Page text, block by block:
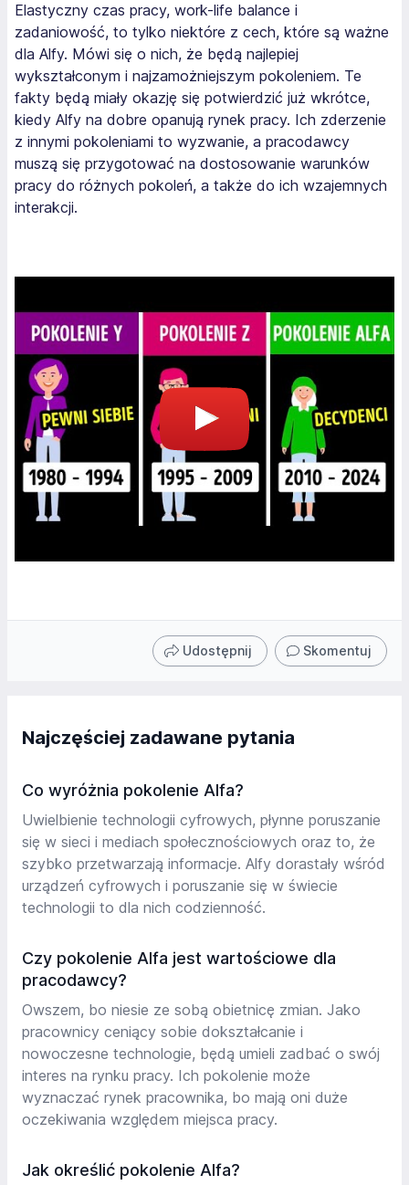
Elastyczny czas pracy, work-life balance i
zadaniowość, to tylko niektóre z cech, które są ważne
dla Alfy. Mówi się o nich, że będą najlepiej
wykształconym i najzamożniejszym pokoleniem. Te
fakty będą miały okazję się potwierdzić już wkrótce,
kiedy Alfy na dobre opanują rynek pracy. Ich zderzenie
z innymi pokoleniami to wyzwanie, a pracodawcy
muszą się przygotować na dostosowanie warunków
pracy do różnych pokoleń, a także do ich wzajemnych
interakcji.
Udostępnij Skomentuj
Najczęściej zadawane pytania
Co wyróżnia pokolenie Alfa?
Uwielbienie technologii cyfrowych, płynne poruszanie
się w sieci i mediach społecznościowych oraz to, że
szybko przetwarzają informacje. Alfy dorastały wśród
urządzeń cyfrowych i poruszanie się w świecie
technologii to dla nich codzienność.
Czy pokolenie Alfa jest wartościowe dla
pracodawcy?
Owszem, bo niesie ze sobą obietnicę zmian. Jako
pracownicy ceniący sobie dokształcanie i
nowoczesne technologie, będą umieli zadbać o swój
interes na rynku pracy. Ich pokolenie może
wyznaczać rynek pracownika, bo mają oni duże
oczekiwania względem miejsca pracy.
Jak określić pokolenie Alfa?